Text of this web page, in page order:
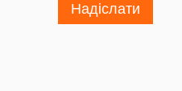
Надіслати